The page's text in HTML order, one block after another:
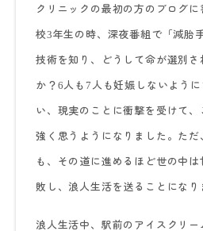
クリニックの最初の方のブログ
校3年生の時、深夜番組で「減胎
技術を知り、どうして命が選別
か？ 6人も7 人も妊娠しないよう
い、現実のことに衝撃を受けて
強く思うようになりました。た
も、その道に進めるほど世の中
敗し、浪人生活を送ることになり
浪人生活中、駅前のアイスクリ